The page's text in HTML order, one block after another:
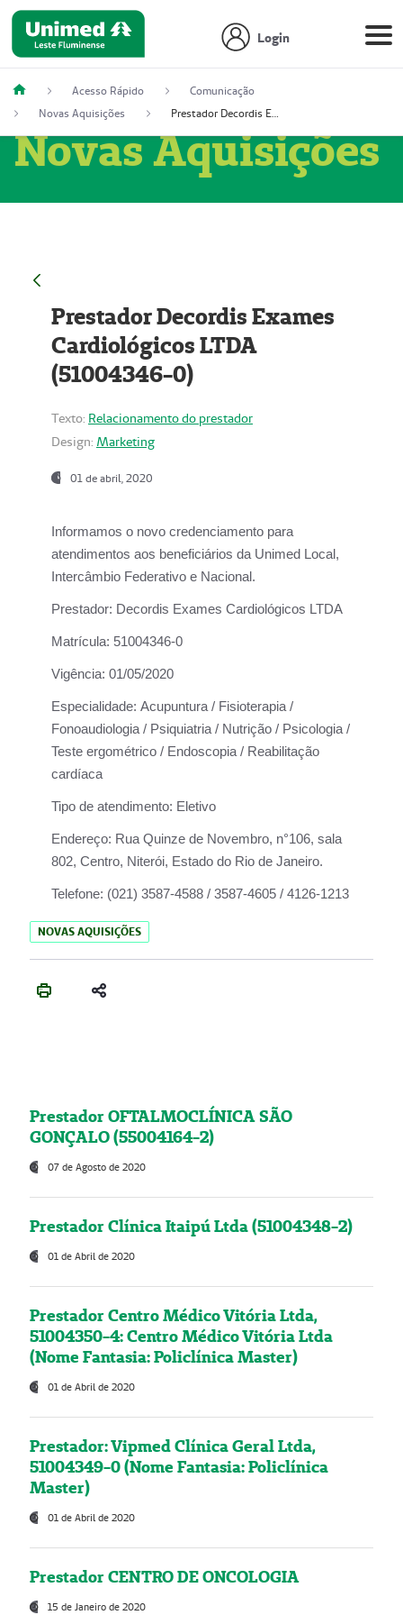
Login
Acesso Rápido
Comunicação
Novas Aquisições
Prestador Decordis Exames Cardiológicos LTDA (51004346-0)
Novas Aquisições
Prestador Decordis Exames
Cardiológicos LTDA
(51004346-0)
Texto: Relacionamento do prestador
Design: Marketing
01 de abril, 2020
Informamos o novo credenciamento para
atendimentos aos beneficiários da Unimed Local,
Intercâmbio Federativo e Nacional.
Prestador: Decordis Exames Cardiológicos LTDA
Matrícula: 51004346-0
Vigência: 01/05/2020
Especialidade: Acupuntura / Fisioterapia /
Fonoaudiologia / Psiquiatria / Nutrição / Psicologia /
Teste ergométrico / Endoscopia / Reabilitação
cardíaca
Tipo de atendimento: Eletivo
Endereço: Rua Quinze de Novembro, n°106, sala
802, Centro, Niterói, Estado do Rio de Janeiro.
Telefone: (021) 3587-4588 / 3587-4605 / 4126-1213
NOVAS AQUISIÇÕES
Prestador OFTALMOCLÍNICA SÃO
GONÇALO (55004164-2)
07 de Agosto de 2020
Prestador Clínica Itaipú Ltda (51004348-2)
01 de Abril de 2020
Prestador Centro Médico Vitória Ltda,
51004350-4: Centro Médico Vitória Ltda
(Nome Fantasia: Policlínica Master)
01 de Abril de 2020
Prestador: Vipmed Clínica Geral Ltda,
51004349-0 (Nome Fantasia: Policlínica
Master)
01 de Abril de 2020
Prestador CENTRO DE ONCOLOGIA
15 de Janeiro de 2020